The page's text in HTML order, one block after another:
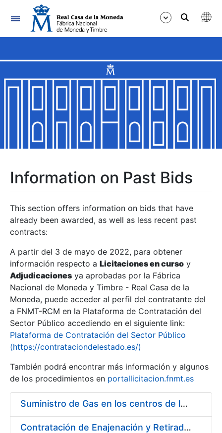
Navigation
Show/Hide
Show/Hide
Show/Hide
Show/Hide
Show/Hide
Show/Hide
Information on Past Bids
This section offers information on bids that have
already been awarded, as well as less recent past
contracts:
A partir del 3 de mayo de 2022, para obtener
información respecto a Licitaciones en curso y
Adjudicaciones ya aprobadas por la Fábrica
Nacional de Moneda y Timbre - Real Casa de la
Moneda, puede acceder al perfil del contratante del
a FNMT-RCM en la Plataforma de Contratación del
Sector Público accediendo en el siguiente link:
Plataforma de Contratación del Sector Público
(https://contrataciondelestado.es/)
También podrá encontrar más información y algunos
de los procedimientos en portallicitacion.fnmt.es
Suministro de Gas en los centros de la FNMT-RCM de Madrid y Burgos, durante el año 2020
Contratación de Enajenación y Retirada de Recortes Sobrantes y Desperdicios de Papel Impreso y no Impreso durante el Año 2020